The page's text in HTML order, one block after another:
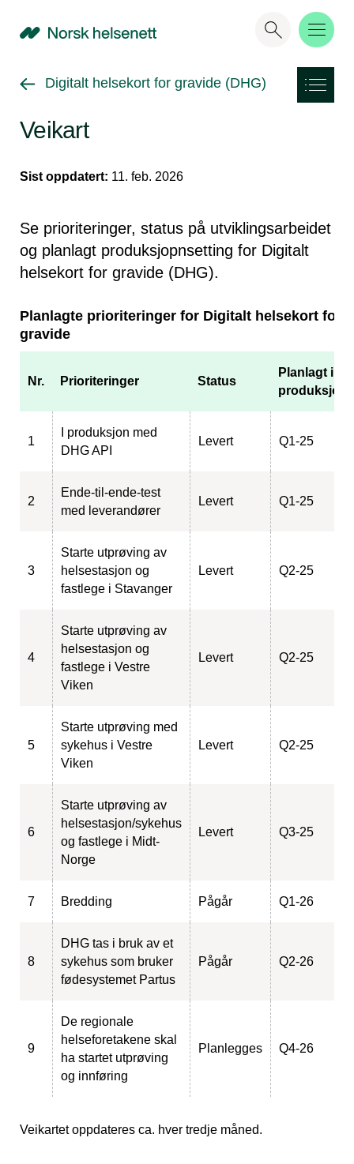
NHN
Gå tilbake til
Digitalt helsekort for gravide (DHG)
Veikart
Sist oppdatert: 11. feb. 2026
Se prioriteringer, status på utviklingsarbeidet
og planlagt produksjopnsetting for Digitalt
helsekort for gravide (DHG).
Planlagte prioriteringer for Digitalt helsekort for
gravide
Nr. Prioriteringer Status
Planlagt i
produksjon
1
I produksjon med
DHG API
Levert Q1-25
2
Ende-til-ende-test
med leverandører
Levert Q1-25
3
Starte utprøving av
helsestasjon og
fastlege i Stavanger
Levert Q2-25
4
Starte utprøving av
helsestasjon og
fastlege i Vestre
Viken
Levert Q2-25
5
Starte utprøving med
sykehus i Vestre
Viken
Levert Q2-25
6
Starte utprøving av
helsestasjon/sykehus
og fastlege i Midt-
Norge
Levert Q3-25
7 Bredding Pågår Q1-26
8
DHG tas i bruk av et
sykehus som bruker
fødesystemet Partus
Pågår Q2-26
9
De regionale
helseforetakene skal
ha startet utprøving
og innføring
Planlegges Q4-26
Veikartet oppdateres ca. hver tredje måned.